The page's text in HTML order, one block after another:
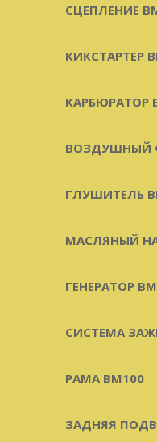
СЦЕПЛЕНИЕ
КИКСТАРТЕР
КАРБЮРАТОР
ВОЗДУШНЫЙ
ГЛУШИТЕЛЬ
МАСЛЯНЫЙ
ГЕНЕРАТОР
СИСТЕМА
РАМА BM100
ЗАДНЯЯ